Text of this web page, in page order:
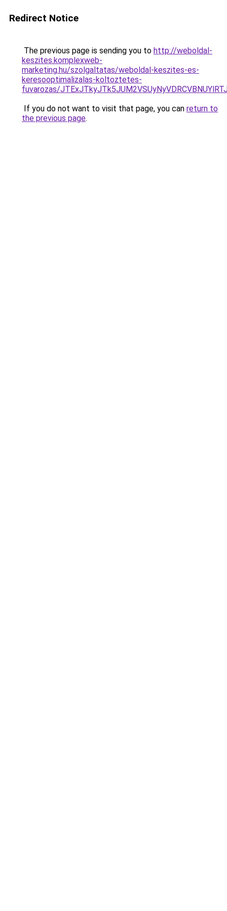
Redirect Notice
The previous page is sending you to http://weboldal-
keszites.komplexweb-
marketing.hu/szolgaltatas/weboldal-keszites-es-
keresooptimalizalas-koltoztetes-
fuvarozas/
If you do not want to visit that page, you can return to
the previous page.